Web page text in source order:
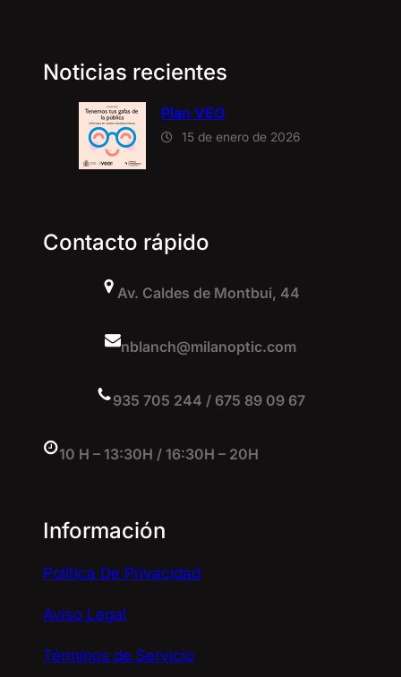
Noticias recientes
Plan VEO
15 de enero de 2026
Contacto rápido
Av. Caldes de Montbui, 44
nblanch@milanoptic.com
935 705 244 / 675 89 09 67
10 H – 13:30H / 16:30H – 20H
Información
Política De Privacidad
Aviso Legal
Términos de Servicio